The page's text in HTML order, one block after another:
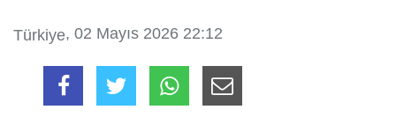
Türkiye, 02 Mayıs 2026 22:12